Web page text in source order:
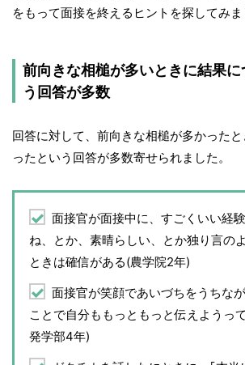
をもって面接を終えるヒントを探してみま
前向きな相槌が多いときに結果
う回答が多数
回答に対して、前向きな相槌が多かった
ったという回答が多数寄せられました。
面接官が面接中に、すごくいい経
ね、とか、素晴らしい、とか独り言の
ときは確信がある(農学院2年)
面接官が笑顔であいづちをうちな
ことで自分ももっともっと伝えようっ
発学部4年)